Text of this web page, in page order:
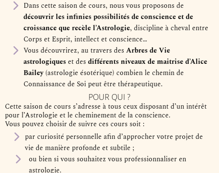
Dans cette saison de cours, nous vous proposons de
découvrir les infinies possibilités de conscience et de
croissance que recèle l’Astrologie, discipline à cheval entre
Corps et Esprit, intellect et conscience…
Vous découvrirez, au travers des Arbres de Vie
astrologiqueset des différents niveaux de maitrise d’Alice
Bailey(astrologie ésotérique) combien le chemin de
Connaissance de Soi peut être thérapeutique.
POUR QUI ?
Cette saison de cours s’adresse à tous ceux disposant d’un intérêt
pour l’Astrologie et le cheminement de la conscience.
Vous pouvez choisir de suivre ces cours soit :
par curiosité personnelle afin d’approcher votre projet de
vie de manière profonde et subtile ;
ou bien si vous souhaitez vous professionnaliser en
astrologie.